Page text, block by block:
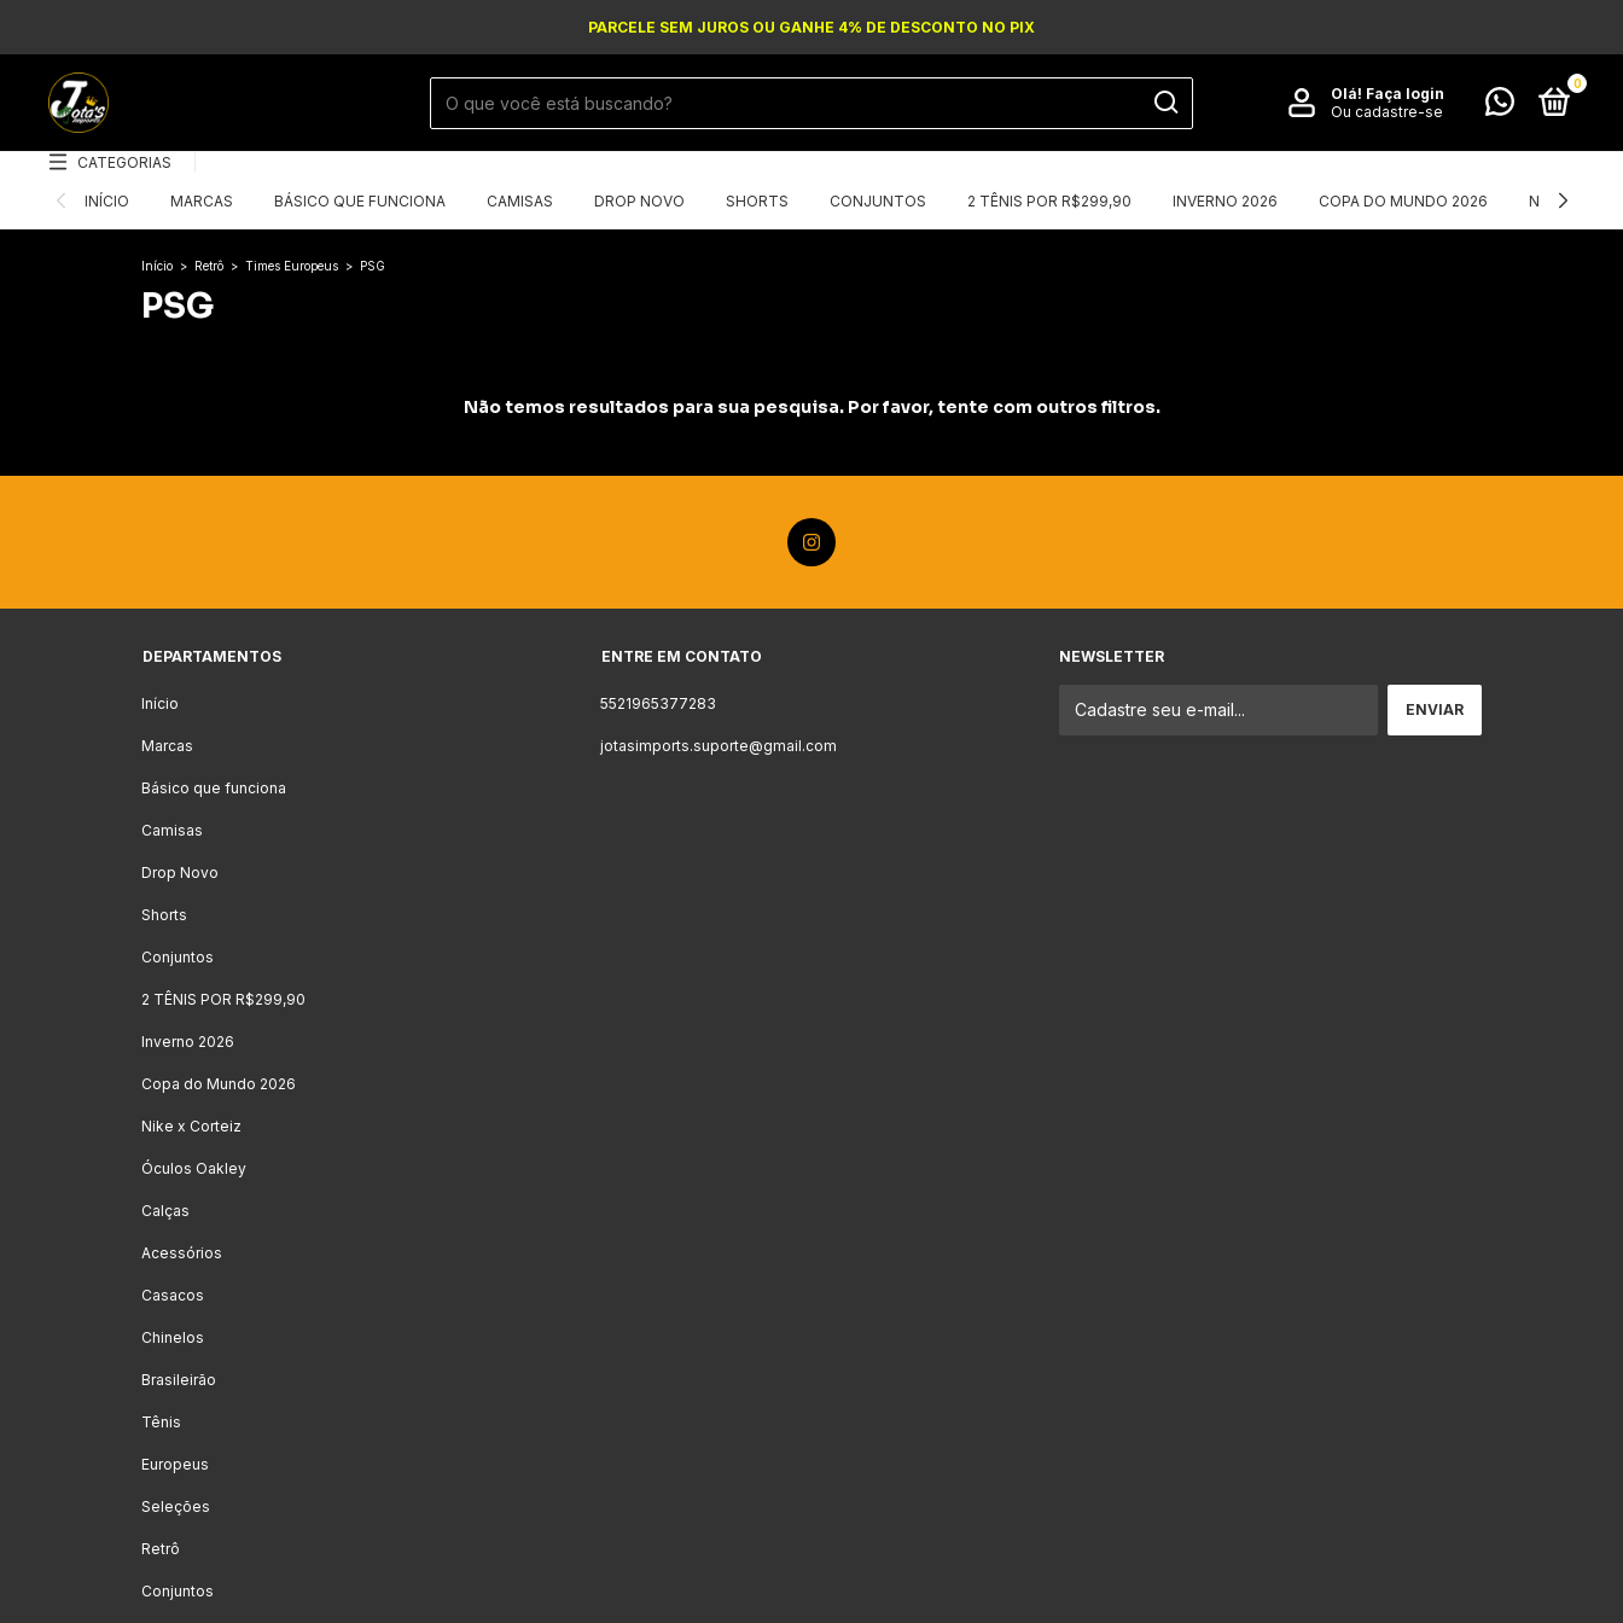
PARCELE SEM JUROS OU GANHE 4% DE DESCONTO NO PIX
Olá! Faça login
Ou cadastre-se
0
CATEGORIAS
INÍCIO MARCAS BÁSICO QUE FUNCIONA CAMISAS DROP NOVO SHORTS CONJUNTOS 2 TÊNIS POR R$299,90 INVERNO 2026 COPA DO MUNDO 2026 NIKE X
Início > Retrô > Times Europeus > PSG
PSG
Não temos resultados para sua pesquisa. Por favor, tente com outros filtros.
DEPARTAMENTOS
Início
Marcas
Básico que funciona
Camisas
Drop Novo
Shorts
Conjuntos
2 TÊNIS POR R$299,90
Inverno 2026
Copa do Mundo 2026
Nike x Corteiz
Óculos Oakley
Calças
Acessórios
Casacos
Chinelos
Brasileirão
Tênis
Europeus
Seleções
Retrô
Conjuntos
ENTRE EM CONTATO
5521965377283
jotasimports.suporte@gmail.com
NEWSLETTER